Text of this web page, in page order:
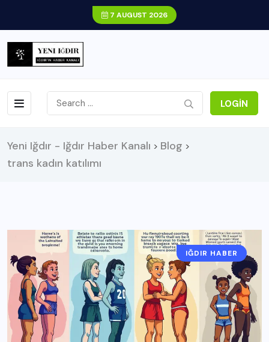
7 AUGUST 2026
LOGIN
Yeni Iğdır - Iğdır Haber Kanalı > Blog >
trans kadın katılımı
IĞDIR HABER